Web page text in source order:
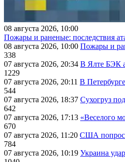
08 августа 2026, 10:00
Пожары и раненые: последствия
08 августа 2026, 10:00 Пожары и
338
07 августа 2026, 20:34 В Ялте БЭК
1229
07 августа 2026, 20:11 В
544
07 августа 2026, 18:37 Сухогруз
642
07 августа 2026, 17:13 «Веселого
670
07 августа 2026, 11:20 США
784
07 августа 2026, 10:19 Украина